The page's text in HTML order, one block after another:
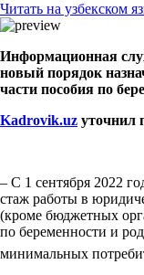
Читать на узбекском
Информационная
новый порядок
части пособия по
Kadrovik.uz уточнил
– С 1 сентября 2022
стаж работы в
(кроме бюджетных
по беременности и
минимальных